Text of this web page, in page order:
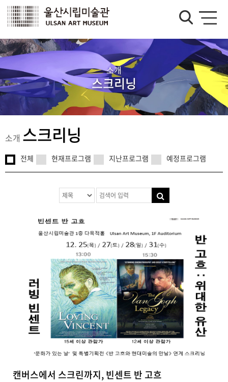
소개
스크리닝
소개 스크리닝
전체 현재프로그램 지난프로그램 예정프로그램
캔버스에서 스크린까지, 빈센트 반 고흐